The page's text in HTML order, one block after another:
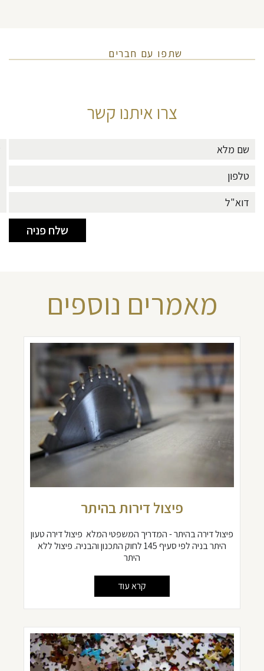
שתפו עם חברים
צרו איתנו קשר
מאמרים נוספים
פיצול דירות בהיתר
פיצול דירה בהיתר - המדריך המשפטי המלא פיצול דירה טעון
היתר בניה לפי סעיף 145 לחוק התכנון והבניה. פיצול ללא
היתר
קרא עוד